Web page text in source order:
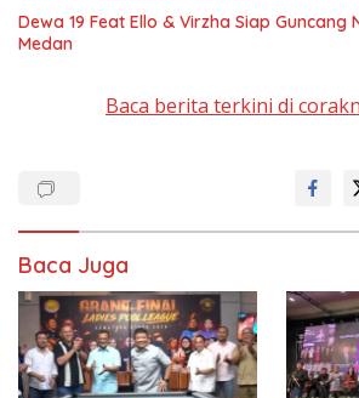
Dewa 19 Feat Ello & Virzha Siap Guncang
Medan
Baca berita terkini di
Baca Juga